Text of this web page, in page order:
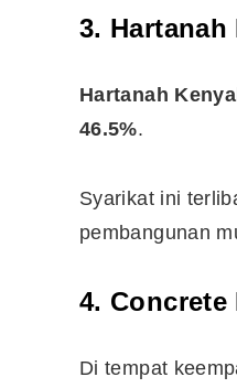
3. Hartanah
Hartanah
46.5%.
Syarikat ini
pembangunan
4.
Di tempat